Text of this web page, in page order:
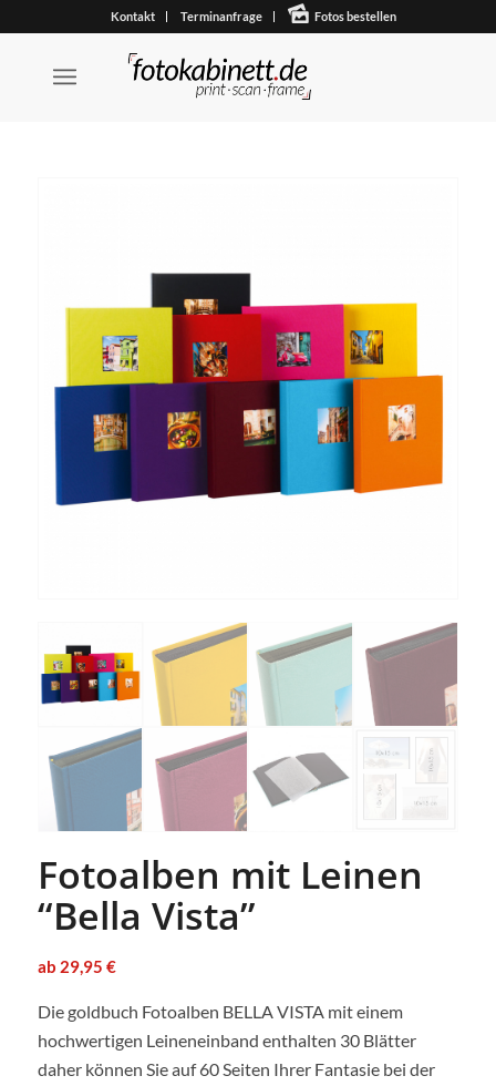
Kontakt Terminanfrage Fotos bestellen
Fotoalben mit Leinen
“Bella Vista”
ab 29,95 €
Die goldbuch Fotoalben BELLA VISTA mit einem
hochwertigen Leineneinband enthalten 30 Blätter
daher können Sie auf 60 Seiten Ihrer Fantasie bei der